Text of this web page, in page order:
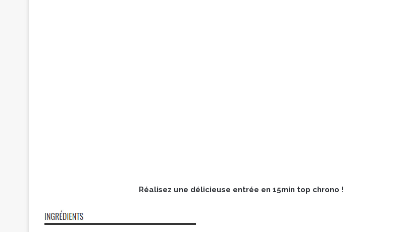
Réalisez une délicieuse entrée en 15min top chrono !